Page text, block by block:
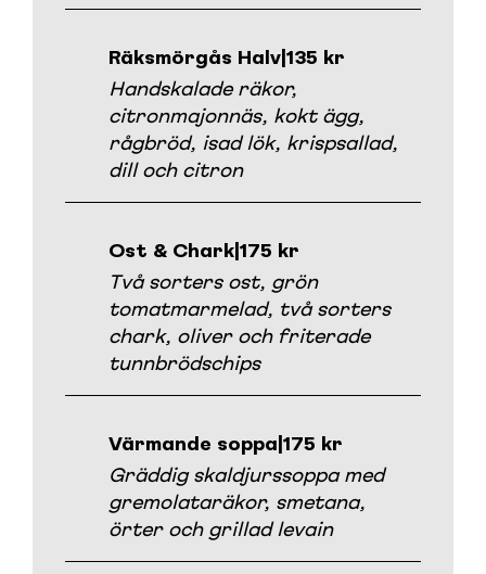
Räksmörgås Halv 135 kr
Handskalade räkor,
citronmajonnäs, kokt ägg,
rågbröd, isad lök, krispsallad,
dill och citron
Ost & Chark 175 kr
Två sorters ost, grön
tomatmarmelad, två sorters
chark, oliver och friterade
tunnbrödschips
Värmande soppa 175 kr
Gräddig skaldjurssoppa med
gremolataräkor, smetana,
örter och grillad levain